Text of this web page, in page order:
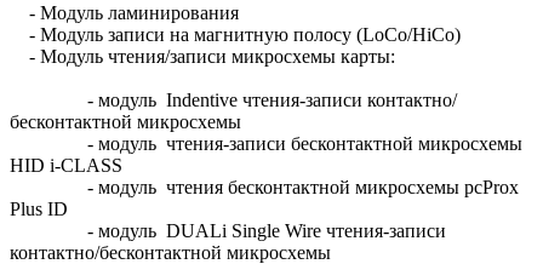
- Модуль ламинирования
- Модуль записи на магнитную полосу (LoCo/HiCo)
- Модуль чтения/записи микросхемы карты:
- модуль Indentive чтения-записи контактно/
бесконтактной микросхемы
- модуль чтения-записи бесконтактной микросхемы
HID i-CLASS
- модуль чтения бесконтактной микросхемы pcProx
Plus ID
- модуль DUALi Single Wire чтения-записи
контактно/бесконтактной микросхемы